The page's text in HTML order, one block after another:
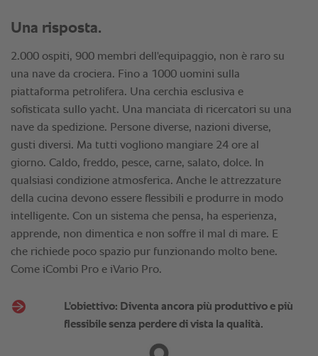
Una risposta.
2.000 ospiti, 900 membri dell'equipaggio, non è raro su
una nave da crociera. Fino a 1000 uomini sulla
piattaforma petrolifera. Una cerchia esclusiva e
sofisticata sullo yacht. Una manciata di ricercatori su una
nave da spedizione. Persone diverse, nazioni diverse,
gusti diversi. Ma tutti vogliono mangiare 24 ore al
giorno. Caldo, freddo, pesce, carne, salato, dolce. In
qualsiasi condizione atmosferica. Anche le attrezzature
della cucina devono essere flessibili e produrre in modo
intelligente. Con un sistema che pensa, ha esperienza,
apprende, non dimentica e non soffre il mal di mare. E
che richiede poco spazio pur funzionando molto bene.
Come iCombi Pro e iVario Pro.
L'obiettivo: Diventa ancora più produttivo e più
flessibile senza perdere di vista la qualità.